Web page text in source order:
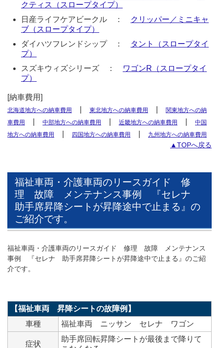
クティス（スロープタイプ）
日産ライフケアビークル ：
クリッパー／ミニキャ
ブ（スロープタイプ）
ダイハツフレンドシップ ：
タント（スロープタイ
プ）
スズキウィズシリーズ ：
ワゴンR（スロープタイ
プ）
[納車費用]
北海道地方への納車費用 東北地方への納車費用
関東地方への納
車費用
中部地方への納車費用 近畿地方への納車費用
中国
地方への納車費用
四国地方への納車費用 九州地方への納車費用
▲TOPへ戻る
福祉車両・介護車両のリースガイド 修
理 故障 メンテナンス事例 『セレナ
助手席昇降シートが昇降途中で止まる』の
ご紹介です。
福祉車両・介護車両のリースガイド 修理 故障 メンテナンス
事例 『セレナ 助手席昇降シートが昇降途中で止まる』のご紹
介です。
【福祉車両 昇降シートの故障例】
車種
福祉車両 ニッサン セレナ ワゴン
症状
助手席回転昇降シートが最後まで降りて